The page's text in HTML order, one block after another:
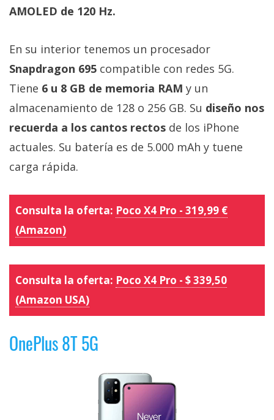
AMOLED de 120 Hz.
En su interior tenemos un procesador
Snapdragon 695 compatible con redes 5G.
Tiene 6 u 8 GB de memoria RAM y un
almacenamiento de 128 o 256 GB. Su diseño nos
recuerda a los cantos rectos de los iPhone
actuales. Su batería es de 5.000 mAh y tuene
carga rápida.
Consulta la oferta: Poco X4 Pro - 319,99 €
(Amazon)
Consulta la oferta: Poco X4 Pro - $ 339,50
(Amazon USA)
OnePlus 8T 5G